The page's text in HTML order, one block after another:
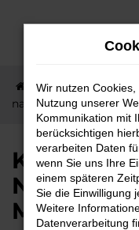
Zum
Startseite Bad
nach Bad Nauheim –
Kurze
Nauheim
Micra
Wir nutzen
Nutzung unserer
Kommunikation mit
berücksichtigen
verarbeiten Daten
wenn Sie uns Ihre
einem späteren
Sie die Einwilligung
Weitere
Datenverarbeitung